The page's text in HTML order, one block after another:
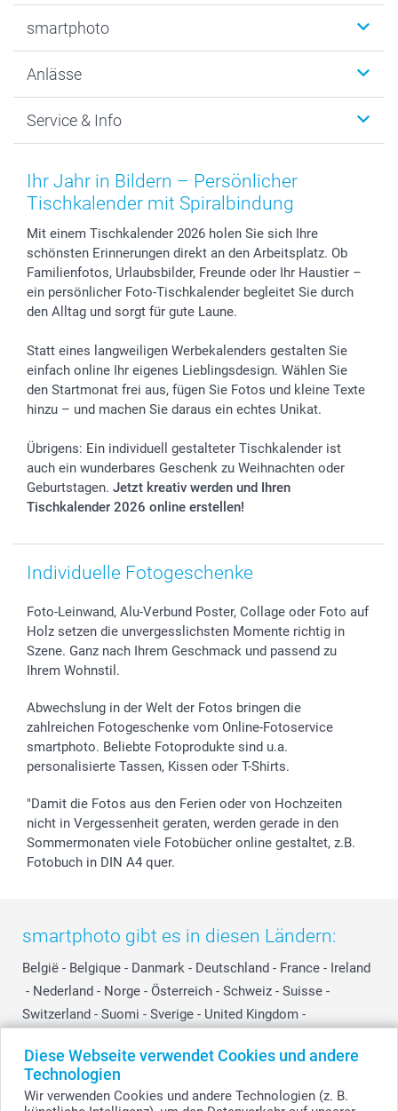
Diese Webseite verwendet Cookies und andere
Technologien
Wir verwenden Cookies und andere Technologien (z. B.
Fotogeschenke
MyNameBook
Fotoabzüge, Fotos als Buch & Poster
Zubehör & Material
Foto-Kalender & Agenden
Geschenk-Gutscheine (PDF)
smartphoto
Warum smartphoto
Datenschutz
AGB
Impressum
Partnerprogramme
Investor Relations
B2B smartbusiness
Widerrufsrecht
Anlässe
Neujahr
Muttertag
Vatertag
Hochzeit
Geburtstag
Geburt
Zu allen Anlässen
Service & Info
Anmelden /Registrieren
Preise und Versandkosten
72h Lieferung
Zahlungsmöglichkeiten
Sitemap
Status der Bestellung
smartgarantie
smartbonus
Ihr Jahr in Bildern – Persönlicher
Tischkalender mit Spiralbindung
Mit einem Tischkalender 2026 holen Sie sich Ihre
schönsten Erinnerungen direkt an den Arbeitsplatz. Ob
Familienfotos, Urlaubsbilder, Freunde oder Ihr Haustier –
ein persönlicher Foto-Tischkalender begleitet Sie durch
den Alltag und sorgt für gute Laune.
Statt eines langweiligen Werbekalenders gestalten Sie
einfach online Ihr eigenes Lieblingsdesign. Wählen Sie
den Startmonat frei aus, fügen Sie Fotos und kleine Texte
hinzu – und machen Sie daraus ein echtes Unikat.
Übrigens: Ein individuell gestalteter Tischkalender ist
auch ein wunderbares Geschenk zu Weihnachten oder
Geburtstagen. Jetzt kreativ werden und Ihren
Tischkalender 2026 online erstellen!
Individuelle Fotogeschenke
Foto-Leinwand, Alu-Verbund Poster, Collage oder Foto auf
Holz setzen die unvergesslichsten Momente richtig in
Szene. Ganz nach Ihrem Geschmack und passend zu
Ihrem Wohnstil.
Abwechslung in der Welt der Fotos bringen die
zahlreichen Fotogeschenke vom Online-Fotoservice
smartphoto. Beliebte Fotoprodukte sind u.a.
personalisierte Tassen, Kissen oder T-Shirts.
"Damit die Fotos aus den Ferien oder von Hochzeiten
nicht in Vergessenheit geraten, werden gerade in den
Sommermonaten viele Fotobücher online gestaltet, z.B.
Fotobuch in DIN A4 quer.
smartphoto gibt es in diesen Ländern:
België - Belgique - Danmark - Deutschland - France - Ireland
- Nederland - Norge - Österreich - Schweiz - Suisse -
Switzerland - Suomi - Sverige - United Kingdom -
Other Countries
Alle Preise verstehen sich in EURO (€) inkl. MwSt. und zzgl. Versandkosten.